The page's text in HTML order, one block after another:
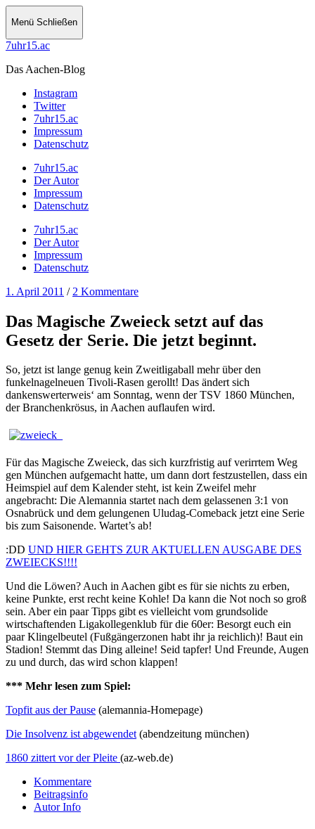
Menü Schließen
7uhr15.ac
Das Aachen-Blog
Instagram
Twitter
7uhr15.ac
Impressum
Datenschutz
7uhr15.ac
Der Autor
Impressum
Datenschutz
7uhr15.ac
Der Autor
Impressum
Datenschutz
1. April 2011 / 2 Kommentare
Das Magische Zweieck setzt auf das
Gesetz der Serie. Die jetzt beginnt.
So, jetzt ist lange genug kein Zweitligaball mehr über den
funkelnagelneuen Tivoli-Rasen gerollt! Das ändert sich
dankenswerterweis‘ am Sonntag, wenn der TSV 1860 München,
der Branchenkrösus, in Aachen auflaufen wird.
Für das Magische Zweieck, das sich kurzfristig auf verirrtem Weg
gen München aufgemacht hatte, um dann dort festzustellen, dass ein
Heimspiel auf dem Kalender steht, ist kein Zweifel mehr
angebracht: Die Alemannia startet nach dem gelassenen 3:1 von
Osnabrück und dem gelungenen Uludag-Comeback jetzt eine Serie
bis zum Saisonende. Wartet’s ab!
:DD UND HIER GEHTS ZUR AKTUELLEN AUSGABE DES
ZWEIECKS!!!!
Und die Löwen? Auch in Aachen gibt es für sie nichts zu erben,
keine Punkte, erst recht keine Kohle! Da kann die Not noch so groß
sein. Aber ein paar Tipps gibt es vielleicht vom grundsolide
wirtschaftenden Ligakollegenklub für die 60er: Besorgt euch ein
paar Klingelbeutel (Fußgängerzonen habt ihr ja reichlich)! Baut ein
Stadion! Stemmt das Ding alleine! Seid tapfer! Und Freunde, Augen
zu und durch, das wird schon klappen!
*** Mehr lesen zum Spiel:
Topfit aus der Pause (alemannia-Homepage)
Die Insolvenz ist abgewendet(abendzeitung münchen)
1860 zittert vor der Pleite (az-web.de)
Kommentare
Beitragsinfo
Autor Info